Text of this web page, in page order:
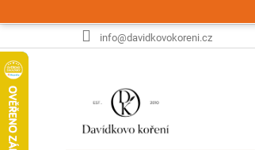
na
info@davidkovokoreni.cz